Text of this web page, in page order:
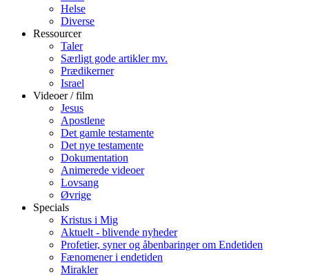
Helse
Diverse
Ressourcer
Taler
Særligt gode artikler mv.
Prædikerner
Israel
Videoer / film
Jesus
Apostlene
Det gamle testamente
Det nye testamente
Dokumentation
Animerede videoer
Lovsang
Øvrige
Specials
Kristus i Mig
Aktuelt - blivende nyheder
Profetier, syner og åbenbaringer om Endetiden
Fænomener i endetiden
Mirakler